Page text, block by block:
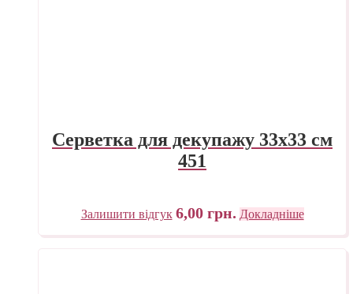
Серветка для декупажу 33х33 см
451
Залишити відгук 6,00 грн. Докладніше